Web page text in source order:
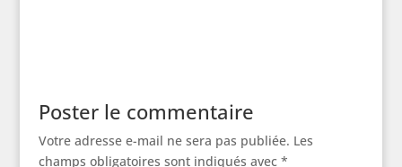
Poster le commentaire
Votre adresse e-mail ne sera pas publiée. Les
champs obligatoires sont indiqués avec *